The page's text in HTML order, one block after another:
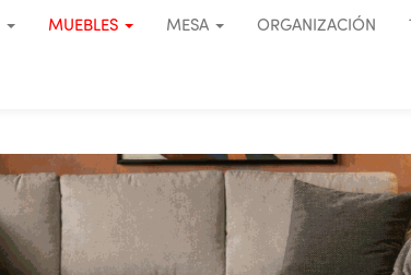
MUEBLES MESA ORGANIZACIÓN